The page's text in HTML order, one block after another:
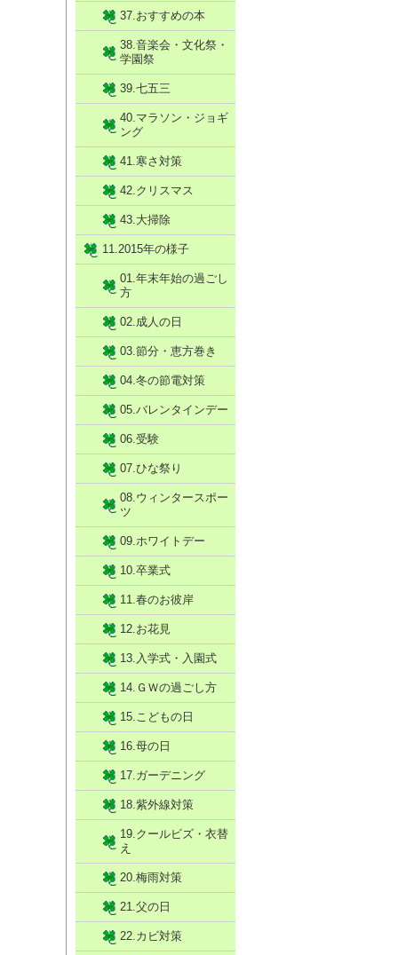
37.おすすめの本
38.音楽会・文化祭・
学園祭
39.七五三
40.マラソン・ジョギ
ング
41.寒さ対策
42.クリスマス
43.大掃除
11.2015年の様子
01.年末年始の過ごし
方
02.成人の日
03.節分・恵方巻き
04.冬の節電対策
05.バレンタインデー
06.受験
07.ひな祭り
08.ウィンタースポー
ツ
09.ホワイトデー
10.卒業式
11.春のお彼岸
12.お花見
13.入学式・入園式
14.ＧＷの過ごし方
15.こどもの日
16.母の日
17.ガーデニング
18.紫外線対策
19.クールビズ・衣替
え
20.梅雨対策
21.父の日
22.カビ対策